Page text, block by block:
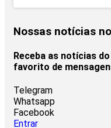
Nossas notícias
Receba as notícias
favorito de
Telegram
Whatsapp
Facebook
Entrar